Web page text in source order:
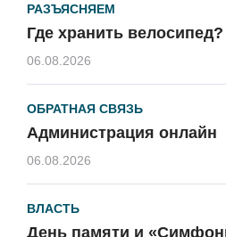
РАЗЪЯСНЯЕМ
Где хранить велосипед?
06.08.2026
ОБРАТНАЯ СВЯЗЬ
Администрация онлайн
06.08.2026
ВЛАСТЬ
День памяти и